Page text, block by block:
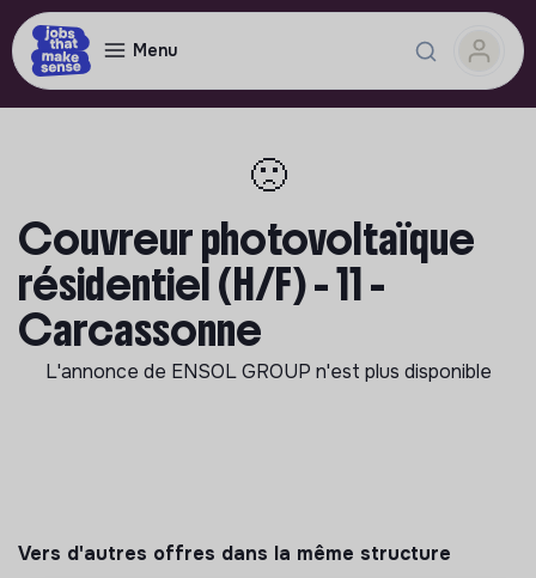
Menu
🙁
Couvreur photovoltaïque
résidentiel (H/F) - 11 -
Carcassonne
L'annonce de ENSOL GROUP n'est plus disponible
Vers d'autres offres dans la même structure